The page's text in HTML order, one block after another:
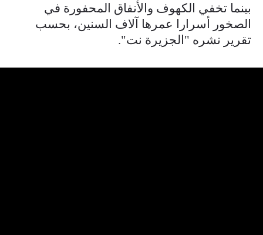
بينما تخفي الكهوف والأنفاق المحفورة في
الصخور أسرارا عمرها آلاف السنين، بحسب
تقرير نشره "الجزيرة نت".